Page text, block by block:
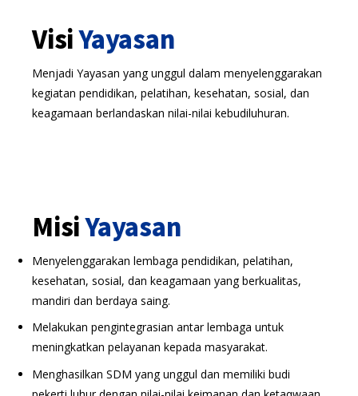
VisiYayasan
Menjadi Yayasan yang unggul dalam menyelenggarakan
kegiatan pendidikan, pelatihan, kesehatan, sosial, dan
keagamaan berlandaskan nilai-nilai kebudiluhuran.
MisiYayasan
Menyelenggarakan lembaga pendidikan, pelatihan,
kesehatan, sosial, dan keagamaan yang berkualitas,
mandiri dan berdaya saing.
Melakukan pengintegrasian antar lembaga untuk
meningkatkan pelayanan kepada masyarakat.
Menghasilkan SDM yang unggul dan memiliki budi